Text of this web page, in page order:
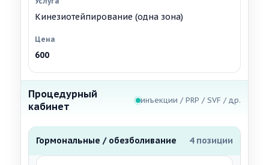
Кинезиотейпирование (одна зона)
600
Процедурный
кабинет
инъекции / PRP / SVF / др.
Гормональные / обезболивание 4 позиции